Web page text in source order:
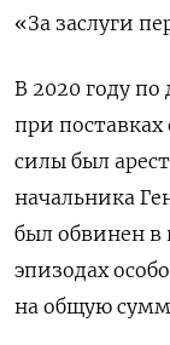
«За заслуги
В 2020 году
при
силы был
начальника
был обвинен в
эпизодах
на общую